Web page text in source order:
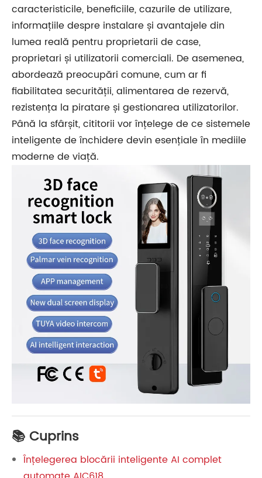
caracteristicile, beneficiile, cazurile de utilizare,
informațiile despre instalare și avantajele din
lumea reală pentru proprietarii de case,
proprietari și utilizatorii comerciali. De asemenea,
abordează preocupări comune, cum ar fi
fiabilitatea securității, alimentarea de rezervă,
rezistența la piratare și gestionarea utilizatorilor.
Până la sfârșit, cititorii vor înțelege de ce sistemele
inteligente de închidere devin esențiale în mediile
moderne de viață.
📚 Cuprins
Înțelegerea blocării inteligente AI complet